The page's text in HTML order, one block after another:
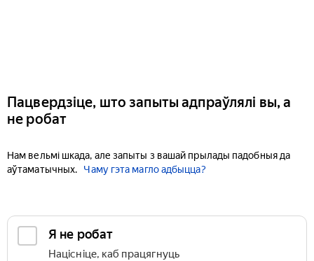
Пацвердзіце, што запыты адпраўлялі вы, а
не робат
Нам вельмі шкада, але запыты з вашай прылады падобныя да
аўтаматычных.
Чаму гэта магло адбыцца?
Я не робат
Націсніце, каб працягнуць